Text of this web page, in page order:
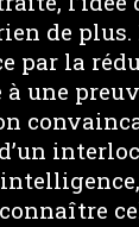
de plus.
par la
une